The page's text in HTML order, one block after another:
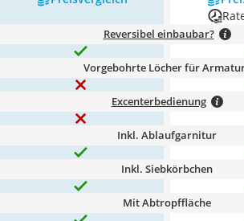
Reversibel einbaubar?
Vorgebohrte Löcher für
Excenterbedienung
Inkl. Ablaufgarnitur
Inkl. Siebkörbchen
Mit Abtropffläche